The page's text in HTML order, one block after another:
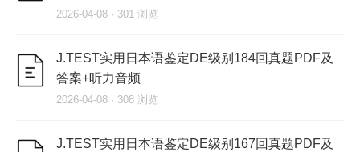
2026-04-08 · 301 浏览
J.TEST实用日本语鉴定DE级别184回真题PDF及
答案+听力音频
2026-04-08 · 308 浏览
J.TEST实用日本语鉴定DE级别167回真题PDF及